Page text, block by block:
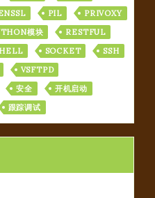
PIL
PRIVOXY
模块
RESTFUL
SOCKET
SSH
VSFTPD
安全
开机启动
跟踪调试